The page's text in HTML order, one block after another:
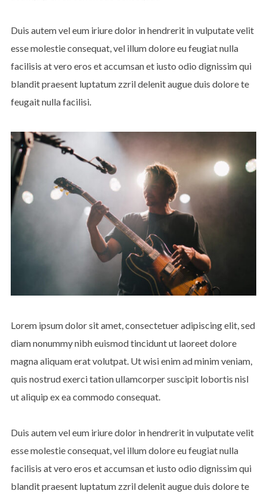
Duis autem vel eum iriure dolor in hendrerit in vulputate velit
esse molestie consequat, vel illum dolore eu feugiat nulla
facilisis at vero eros et accumsan et iusto odio dignissim qui
blandit praesent luptatum zzril delenit augue duis dolore te
feugait nulla facilisi.
Lorem ipsum dolor sit amet, consectetuer adipiscing elit, sed
diam nonummy nibh euismod tincidunt ut laoreet dolore
magna aliquam erat volutpat. Ut wisi enim ad minim veniam,
quis nostrud exerci tation ullamcorper suscipit lobortis nisl
ut aliquip ex ea commodo consequat.
Duis autem vel eum iriure dolor in hendrerit in vulputate velit
esse molestie consequat, vel illum dolore eu feugiat nulla
facilisis at vero eros et accumsan et iusto odio dignissim qui
blandit praesent luptatum zzril delenit augue duis dolore te